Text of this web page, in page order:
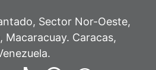
Sector Nor-Oeste,
Macaracuay. Caracas,